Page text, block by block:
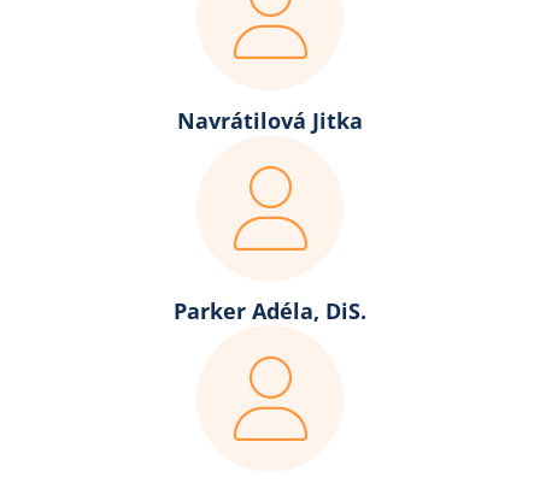
Navrátilová Jitka
Parker Adéla, DiS.